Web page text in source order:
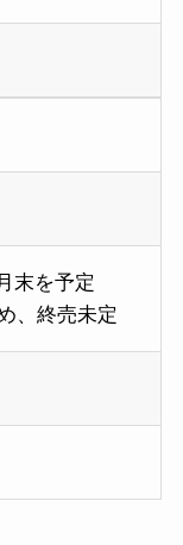
末を予定
、終売未定